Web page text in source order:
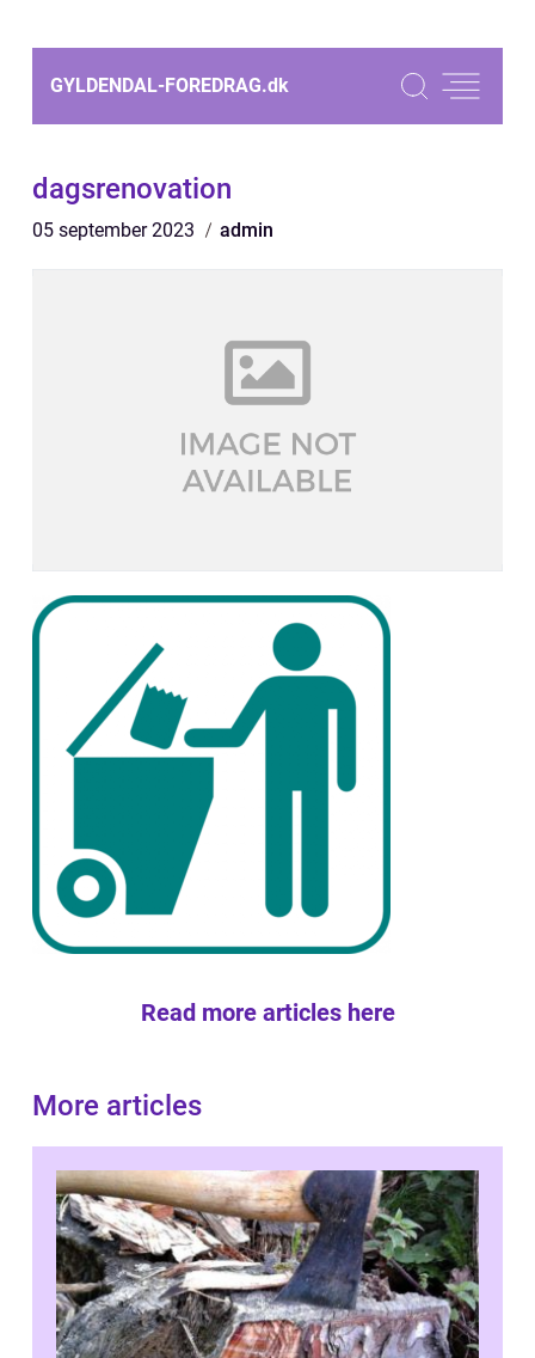
GYLDENDAL-FOREDRAG.dk
dagsrenovation
05 september 2023 admin
Read more articles here
More articles